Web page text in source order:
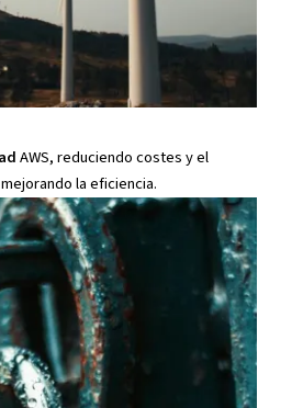
AWS, reduciendo costes y el
la eficiencia.